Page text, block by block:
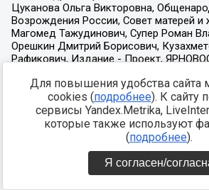
Для повышения удобства сайта
cookies (подробнее). К сайту
сервисы Yandex.Metrika,
которые также используют
(подробнее).
Я согласен/